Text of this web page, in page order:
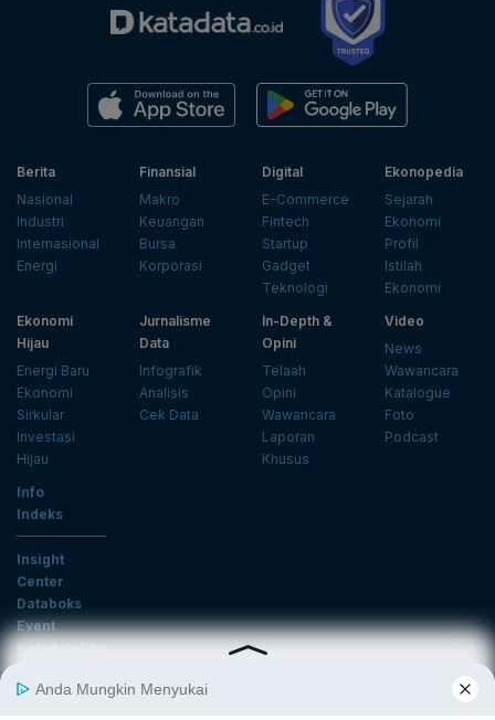
Berita
Nasional
Industri
Internasional
Energi
Finansial
Makro
Keuangan
Bursa
Korporasi
Digital
E-Commerce
Fintech
Startup
Gadget
Teknologi
Ekonopedia
Sejarah
Ekonomi
Profil
Istilah
Ekonomi
Ekonomi
Hijau
Energi Baru
Ekonomi
Sirkular
Investasi
Hijau
Jurnalisme
Data
Infografik
Analisis
Cek Data
In-Depth &
Opini
Telaah
Opini
Wawancara
Laporan
Khusus
Video
News
Wawancara
Katalogue
Foto
Podcast
Info
Indeks
Insight
Center
Databoks
Event
KatadataOto